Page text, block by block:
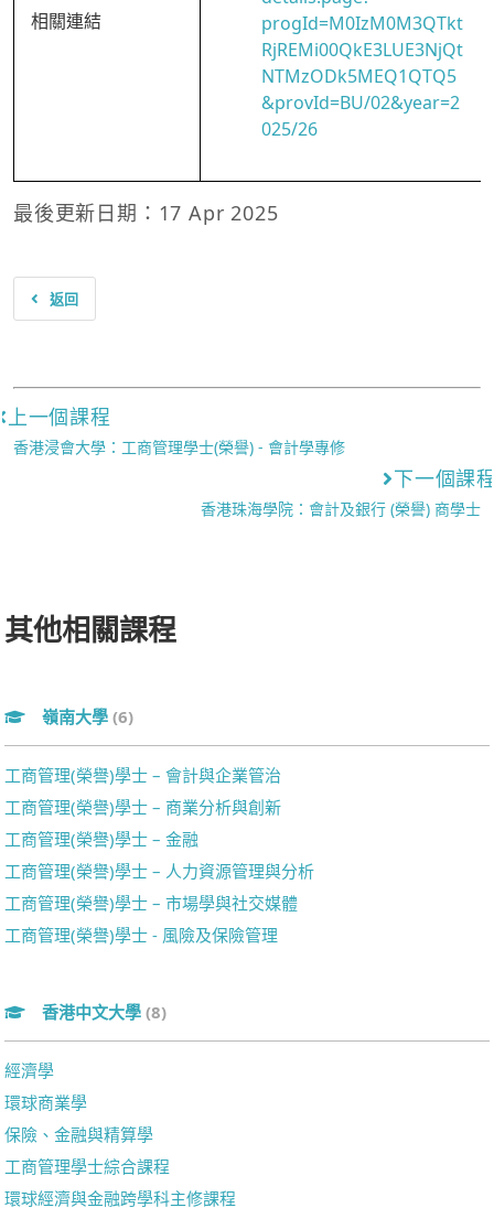
相關連結
progId=M0IzM0M3QTkt
RjREMi00QkE3LUE3NjQt
NTMzODk5MEQ1QTQ5
&provId=BU/02&year=2
025/26
最後更新日期：17 Apr 2025
返回
上一個課程
香港浸會大學：工商管理學士(榮譽) - 會計學專修
下一個課
香港珠海學院：會計及銀行 (榮譽) 商學士
其他相關課程
嶺南大學 (6)
工商管理(榮譽)學士 – 會計與企業管治
工商管理(榮譽)學士 – 商業分析與創新
工商管理(榮譽)學士 – 金融
工商管理(榮譽)學士 – 人力資源管理與分析
工商管理(榮譽)學士 – 市場學與社交媒體
工商管理(榮譽)學士 - 風險及保險管理
香港中文大學 (8)
經濟學
環球商業學
保險、金融與精算學
工商管理學士綜合課程
環球經濟與金融跨學科主修課程